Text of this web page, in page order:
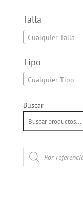
Talla
Cualquier Talla
Tipo
Cualquier Tipo
Buscar
Búsqueda
de
productos